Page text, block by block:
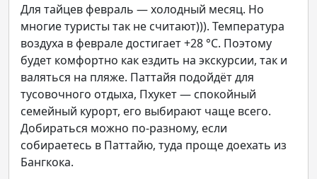
Для тайцев февраль — холодный месяц. Но
многие туристы так не считают))). Температура
воздуха в феврале достигает +28 °С. Поэтому
будет комфортно как ездить на экскурсии, так и
валяться на пляже. Паттайя подойдёт для
тусовочного отдыха, Пхукет — спокойный
семейный курорт, его выбирают чаще всего.
Добираться можно по-разному, если
собираетесь в Паттайю, туда проще доехать из
Бангкока.